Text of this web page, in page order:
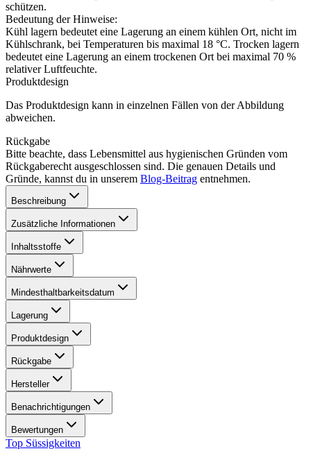
schützen.
Bedeutung der Hinweise:
Kühl lagern bedeutet eine Lagerung an einem kühlen Ort, nicht im
Kühlschrank, bei Temperaturen bis maximal 18 °C. Trocken lagern
bedeutet eine Lagerung an einem trockenen Ort bei maximal 70 %
relativer Luftfeuchte.
Produktdesign
Das Produktdesign kann in einzelnen Fällen von der Abbildung
abweichen.
Rückgabe
Bitte beachte, dass Lebensmittel aus hygienischen Gründen vom
Rückgaberecht ausgeschlossen sind. Die genauen Details und
Gründe, kannst du in unserem Blog-Beitrag entnehmen.
Beschreibung
Zusätzliche Informationen
Inhaltsstoffe
Nährwerte
Mindesthaltbarkeitsdatum
Lagerung
Produktdesign
Rückgabe
Hersteller
Benachrichtigungen
Bewertungen
Top Süssigkeiten